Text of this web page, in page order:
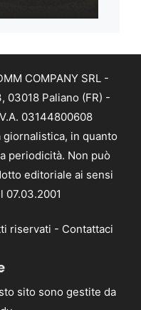
COMPANY SRL -
03018 Paliano (FR) -
03144800608
in quanto
periodicità. Non può
editoriale ai sensi
07.03.2001
riservati - Contattaci
sito sono gestite da